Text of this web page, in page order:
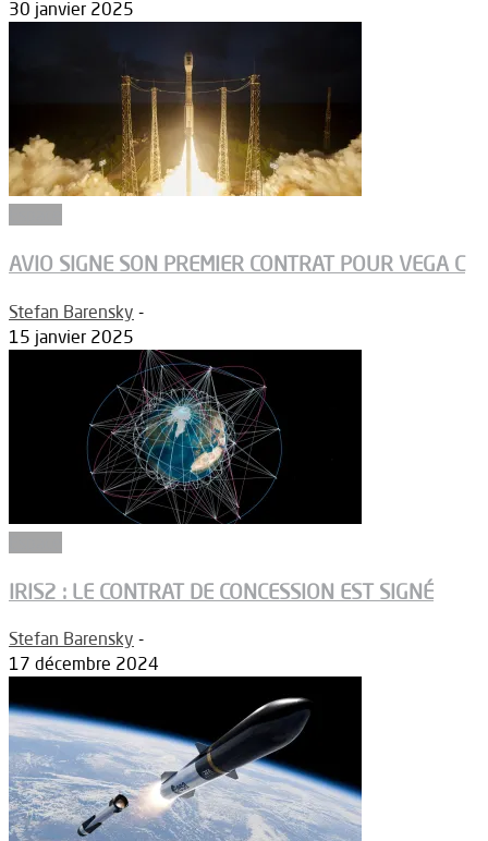
30 janvier 2025
AVIO SIGNE SON PREMIER CONTRAT POUR VEGA C
Stefan Barensky -
15 janvier 2025
IRIS2 : LE CONTRAT DE CONCESSION EST SIGNÉ
Stefan Barensky -
17 décembre 2024